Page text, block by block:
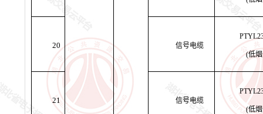
20 信号电缆
(低
21 信号电缆
(低